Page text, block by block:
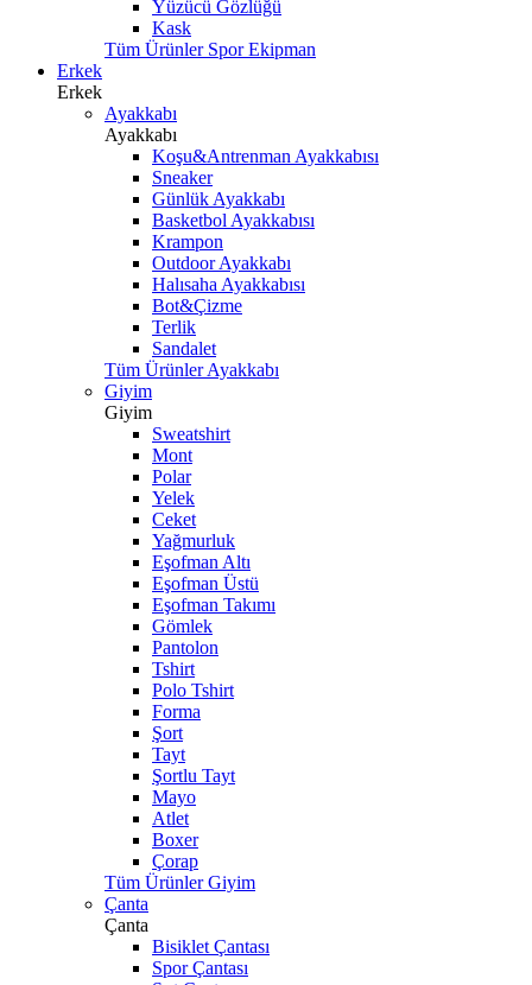
Yüzücü Gözlüğü
Kask
Tüm Ürünler Spor Ekipman
Erkek
Erkek
Ayakkabı
Ayakkabı
Koşu&Antrenman Ayakkabısı
Sneaker
Günlük Ayakkabı
Basketbol Ayakkabısı
Krampon
Outdoor Ayakkabı
Halısaha Ayakkabısı
Bot&Çizme
Terlik
Sandalet
Tüm Ürünler Ayakkabı
Giyim
Giyim
Sweatshirt
Mont
Polar
Yelek
Ceket
Yağmurluk
Eşofman Altı
Eşofman Üstü
Eşofman Takımı
Gömlek
Pantolon
Tshirt
Polo Tshirt
Forma
Şort
Tayt
Şortlu Tayt
Mayo
Atlet
Boxer
Çorap
Tüm Ürünler Giyim
Çanta
Çanta
Bisiklet Çantası
Spor Çantası